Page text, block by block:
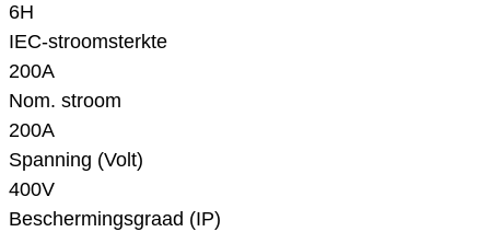
6H
IEC-stroomsterkte
200A
Nom. stroom
200A
Spanning (Volt)
400V
Beschermingsgraad (IP)